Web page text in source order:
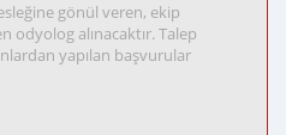
gönül veren, ekip
odyolog alınacaktır. Talep
yapılan başvurular